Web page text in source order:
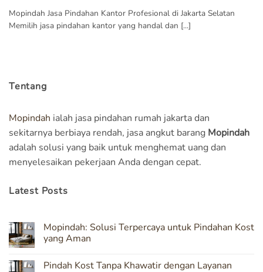
Mopindah Jasa Pindahan Kantor Profesional di Jakarta Selatan
Memilih jasa pindahan kantor yang handal dan [...]
Tentang
Mopindah ialah jasa pindahan rumah jakarta dan
sekitarnya berbiaya rendah, jasa angkut barang Mopindah
adalah solusi yang baik untuk menghemat uang dan
menyelesaikan pekerjaan Anda dengan cepat.
Latest Posts
Mopindah: Solusi Terpercaya untuk Pindahan Kost
yang Aman
on
Pindah Kost Tanpa Khawatir dengan Layanan